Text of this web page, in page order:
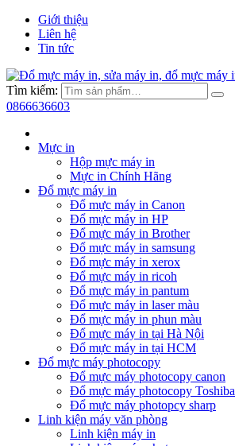
Giới thiệu
Liên hệ
Tin tức
Tìm kiếm:
0866636603
Mực in
Hộp mực máy in
Mực in Chính Hãng
Đổ mực máy in
Đổ mực máy in Canon
Đổ mực máy in HP
Đổ mực máy in Brother
Đổ mực máy in samsung
Đổ mực máy in xerox
Đổ mực máy in ricoh
Đổ mực máy in pantum
Đổ mực máy in laser màu
Đổ mực máy in phun màu
Đổ mực máy in tại Hà Nội
Đổ mực máy in tại HCM
Đổ mực máy photocopy
Đổ mực máy photocopy canon
Đổ mực máy photocopy Toshiba
Đổ mực máy photopcy sharp
Linh kiện máy văn phòng
Linh kiện máy in